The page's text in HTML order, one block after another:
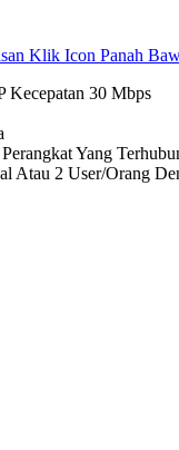
Klik Icon Panah
Kecepatan 30 Mbps
Yang
Atau 2 User/Orang